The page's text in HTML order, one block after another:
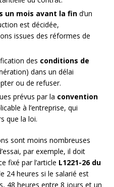
un mois avant la fin d’un
est décidée,
issues des réformes de
des conditions de
dans un délai
ou de refuser.
prévus par la convention
à l’entreprise, qui
que la loi.
sont moins nombreuses
par exemple, il doit
fixé par l’article L1221-26 du
24 heures si le salarié est
48 heures entre 8 jours et un